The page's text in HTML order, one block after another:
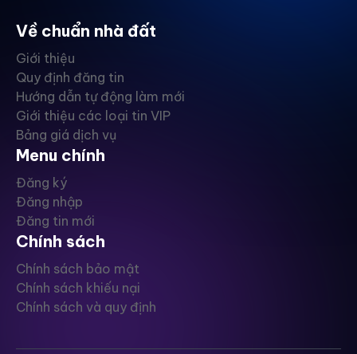
Về chuẩn nhà đất
Giới thiệu
Quy định đăng tin
Hướng dẫn tự động làm mới
Giới thiệu các loại tin VIP
Bảng giá dịch vụ
Menu chính
Đăng ký
Đăng nhập
Đăng tin mới
Chính sách
Chính sách bảo mật
Chính sách khiếu nại
Chính sách và quy định